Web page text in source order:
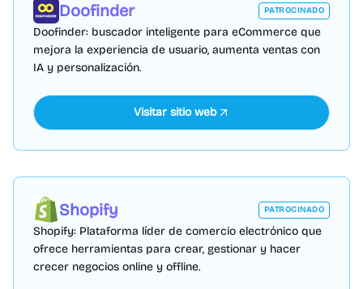
Doofinder PATROCINADO
Doofinder: buscador inteligente para eCommerce que
mejora la experiencia de usuario, aumenta ventas con
IA y personalización.
Visitar sitio web
Shopify PATROCINADO
Shopify: Plataforma líder de comercio electrónico que
ofrece herramientas para crear, gestionar y hacer
crecer negocios online y offline.